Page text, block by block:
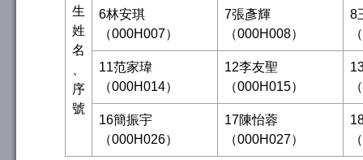
生
姓
名
序
號
6林安琪
（000H007）
7張彥輝
（000H008）
8
11范家瑋
（000H014）
12李友聖
（000H015）
16簡振宇
（000H026）
17陳怡蓉
（000H027）